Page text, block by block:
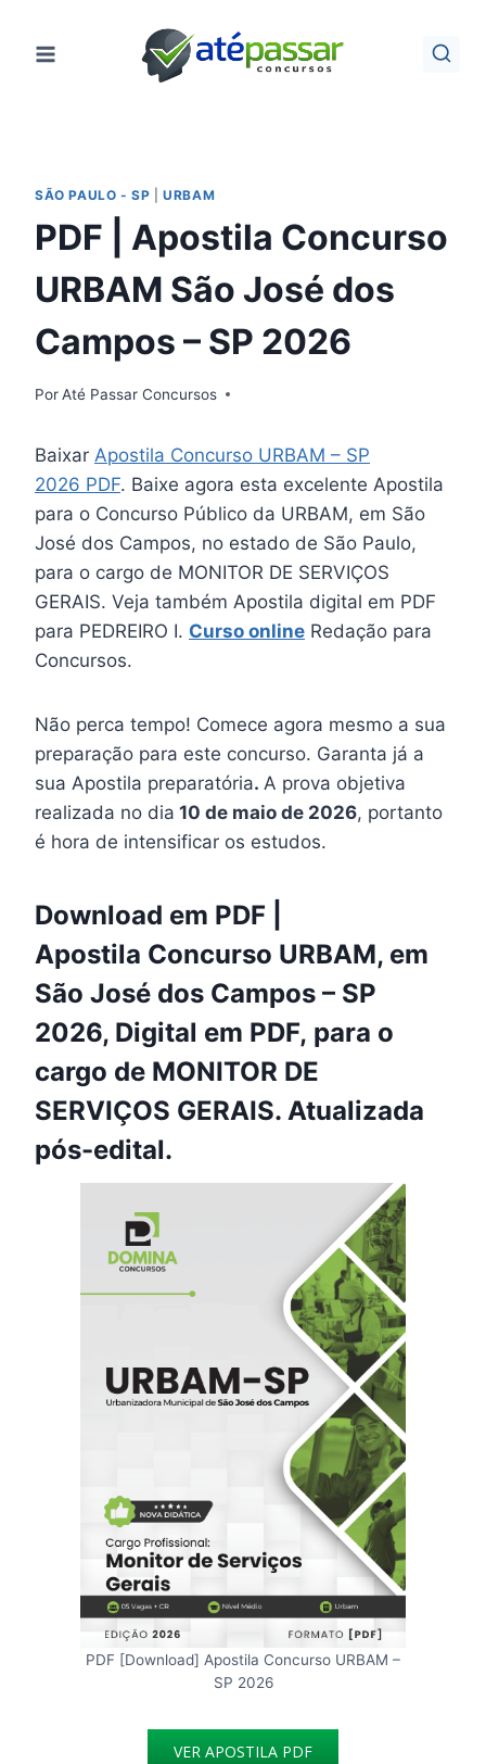
para
SÃO PAULO - SP |URBAM
PDF | Apostila Concurso
URBAM São José dos
Campos – SP 2026
PorAté Passar Concursos
Baixar Apostila Concurso URBAM – SP
2026 PDF. Baixe agora esta excelente Apostila
para o Concurso Público da URBAM, em São
José dos Campos, no estado de São Paulo,
para o cargo de MONITOR DE SERVIÇOS
GERAIS. Veja também Apostila digital em PDF
para PEDREIRO I. Curso online Redação para
Concursos.
Não perca tempo! Comece agora mesmo a sua
preparação para este concurso. Garanta já a
sua Apostila preparatória. A prova objetiva
realizada no dia 10 de maio de 2026, portanto
é hora de intensificar os estudos.
Download em PDF |
Apostila Concurso URBAM, em
São José dos Campos – SP
2026, Digital em PDF, para o
cargo de MONITOR DE
SERVIÇOS GERAIS. Atualizada
pós-edital.
PDF [Download] Apostila Concurso URBAM –
SP 2026
VER APOSTILA PDF